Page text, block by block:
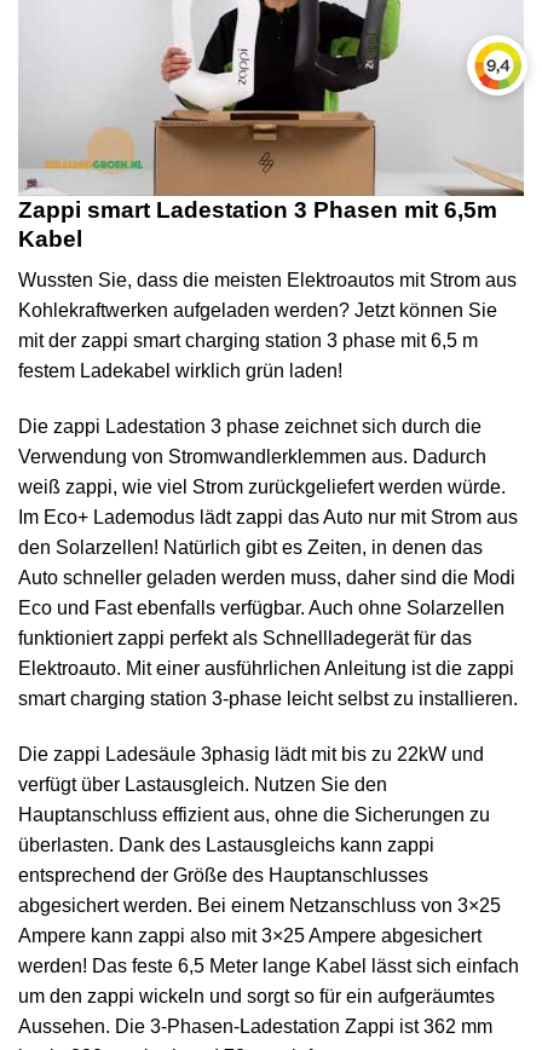
Zappi smart Ladestation 3 Phasen mit 6,5m
Kabel
Wussten Sie, dass die meisten Elektroautos mit Strom aus
Kohlekraftwerken aufgeladen werden? Jetzt können Sie
mit der zappi smart charging station 3 phase mit 6,5 m
festem Ladekabel wirklich grün laden!
Die zappi Ladestation 3 phase zeichnet sich durch die
Verwendung von Stromwandlerklemmen aus. Dadurch
weiß zappi, wie viel Strom zurückgeliefert werden würde.
Im Eco+ Lademodus lädt zappi das Auto nur mit Strom aus
den Solarzellen! Natürlich gibt es Zeiten, in denen das
Auto schneller geladen werden muss, daher sind die Modi
Eco und Fast ebenfalls verfügbar. Auch ohne Solarzellen
funktioniert zappi perfekt als Schnellladegerät für das
Elektroauto. Mit einer ausführlichen Anleitung ist die zappi
smart charging station 3-phase leicht selbst zu installieren.
Die zappi Ladesäule 3phasig lädt mit bis zu 22kW und
verfügt über Lastausgleich. Nutzen Sie den
Hauptanschluss effizient aus, ohne die Sicherungen zu
überlasten. Dank des Lastausgleichs kann zappi
entsprechend der Größe des Hauptanschlusses
abgesichert werden. Bei einem Netzanschluss von 3×25
Ampere kann zappi also mit 3×25 Ampere abgesichert
werden! Das feste 6,5 Meter lange Kabel lässt sich einfach
um den zappi wickeln und sorgt so für ein aufgeräumtes
Aussehen. Die 3-Phasen-Ladestation Zappi ist 362 mm